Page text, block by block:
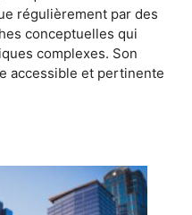
régulièrement par des
conceptuelles qui
complexes. Son
accessible et pertinente